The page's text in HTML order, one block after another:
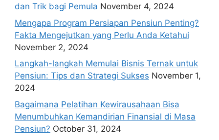
dan Trik bagi Pemula November 4, 2024
Mengapa Program Persiapan Pensiun Penting?
Fakta Mengejutkan yang Perlu Anda Ketahui
November 2, 2024
Langkah-langkah Memulai Bisnis Ternak untuk
Pensiun: Tips dan Strategi Sukses November 1,
2024
Bagaimana Pelatihan Kewirausahaan Bisa
Menumbuhkan Kemandirian Finansial di Masa
Pensiun? October 31, 2024